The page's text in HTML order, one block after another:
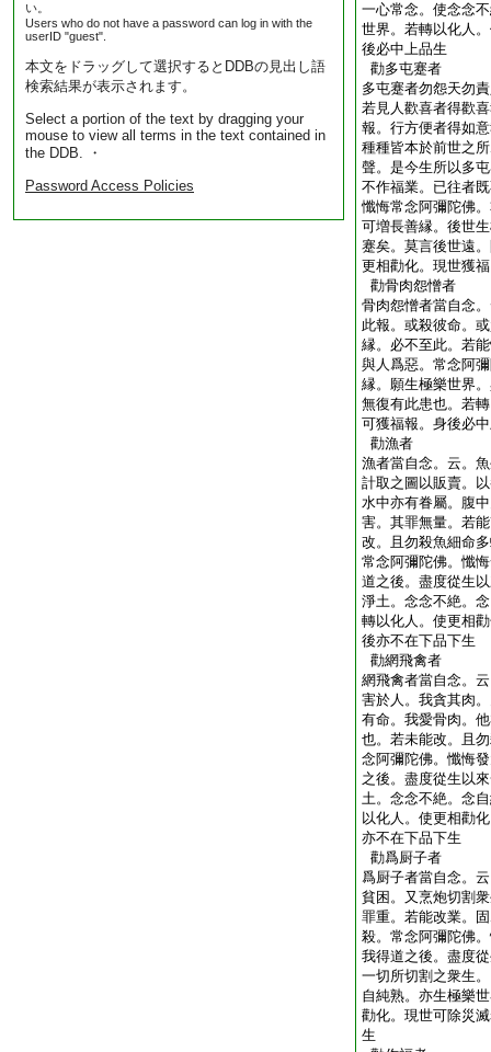
い。
Users who do not have a password can log in with the
userID "guest".
本文をドラッグして選択するとDDBの見出し語
検索結果が表示されます。
Select a portion of the text by dragging your
mouse to view all terms in the text contained in
the DDB. ・
Password Access Policies
一心常念。使念念
世界。若轉以化人
後必中上品生
勸多屯蹇者
多屯蹇者勿怨天勿
若見人歡喜者得歡
報。行方便者得如
種種皆本於前世之
聲。是今生所以多
不作福業。已往者
懺悔常念阿彌陀佛
可増長善縁。後世
蹇矣。莫言後世遠
更相勸化。現世獲
勸骨肉怨憎者
骨肉怨憎者當自念
此報。或殺彼命。
縁。必不至此。若
與人爲惡。常念阿
縁。願生極樂世界
無復有此患也。若
可獲福報。身後必
勸漁者
漁者當自念。云。
計取之圖以販賣。
水中亦有眷屬。腹
害。其罪無量。若
改。且勿殺魚細命
常念阿彌陀佛。懺
道之後。盡度從生
淨土。念念不絶。
轉以化人。使更相
後亦不在下品下生
勸網飛禽者
網飛禽者當自念。
害於人。我貪其肉
有命。我愛骨肉。
也。若未能改。且
念阿彌陀佛。懺悔
之後。盡度從生以
土。念念不絶。念
以化人。使更相勸
亦不在下品下生
勸爲厨子者
爲厨子者當自念。
貧困。又烹炮切割
罪重。若能改業。
殺。常念阿彌陀佛
我得道之後。盡度
一切所切割之衆生
自純熟。亦生極樂
勸化。現世可除災
生